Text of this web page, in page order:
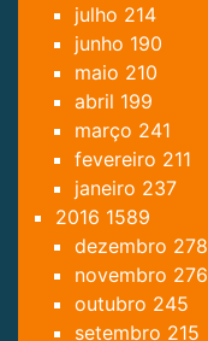
julho 214
junho 190
maio 210
abril 199
março 241
fevereiro 211
janeiro 237
2016 1589
dezembro 278
novembro 276
outubro 245
setembro 215